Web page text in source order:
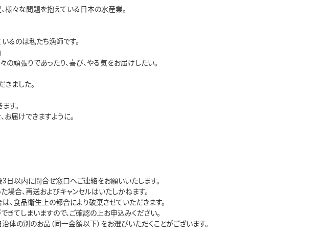
様々な問題を抱えている日本の水産業。
がある」
のモノを手にしているのは私たち漁師です。
の頑張りであったり、喜び、やる気をお届けしたい。
ました。
す。
お届けできますように。
以内に問合せ窓口へご連絡をお願いいたします。
合、再送およびキャンセルはいたしかねます。
食品衛生上の都合により破棄させていただきます。
きてしまいますので、ご確認の上お申込みください。
体の別のお品（同一金額以下）をお選びいただくことがございます。